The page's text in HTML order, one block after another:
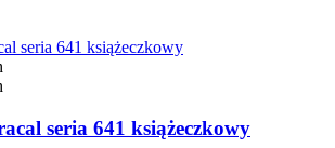
seria 641 książeczkowy